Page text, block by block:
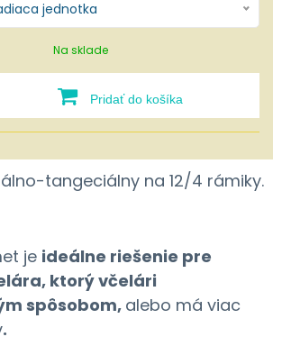
jednotka
Na sklade
Pridať do košíka
tangeciálny na 12/4 rámiky.
je ideálne riešenie pre
ktorý včelári
spôsobom, alebo má viac
.